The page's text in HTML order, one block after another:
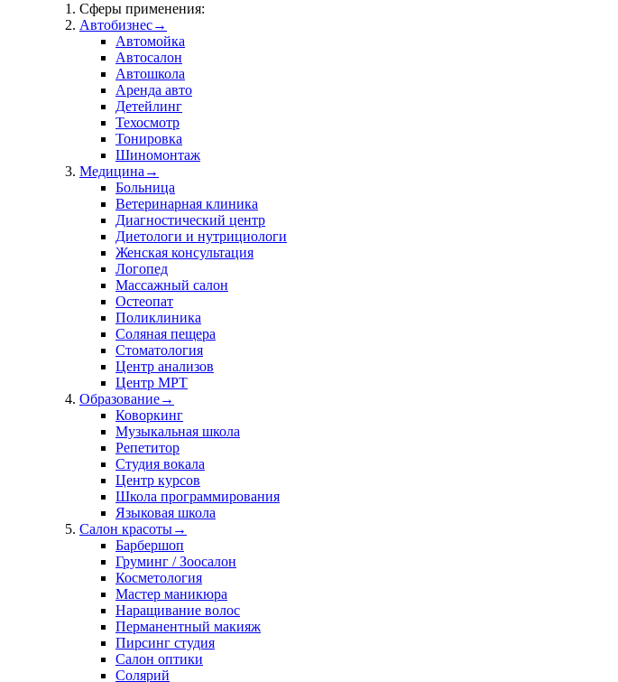
Сферы применения:
Автобизнес→
Автомойка
Автосалон
Автошкола
Аренда авто
Детейлинг
Техосмотр
Тонировка
Шиномонтаж
Медицина →
Больница
Ветеринарная клиника
Диагностический центр
Диетологи и нутрициологи
Женская консультация
Логопед
Массажный салон
Остеопат
Поликлиника
Соляная пещера
Стоматология
Центр анализов
Центр МРТ
Образование→
Коворкинг
Музыкальная школа
Репетитор
Студия вокала
Центр курсов
Школа программирования
Языковая школа
Салон красоты→
Барбершоп
Груминг / Зоосалон
Косметология
Мастер маникюра
Наращивание волос
Перманентный макияж
Пирсинг студия
Салон оптики
Солярий